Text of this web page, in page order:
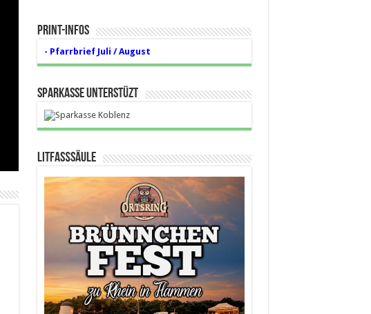
Print-Infos
- Pfarrbrief Juli / August
Sparkasse unterstüzt
Litfaßsäule